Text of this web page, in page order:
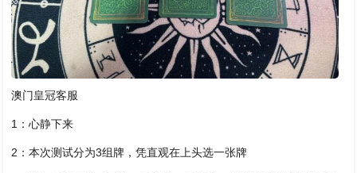
澳门皇冠客服
1：心静下来
2：本次测试分为3组牌，凭直观在上头选一张牌